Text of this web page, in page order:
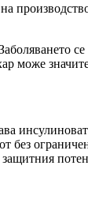
може
без